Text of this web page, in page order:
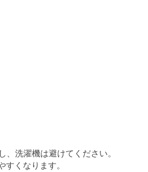
、洗濯機は避けてください。
すくなります。